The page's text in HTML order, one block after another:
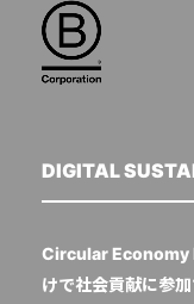
DIGITAL
Circular Economy
けで社会貢献に参